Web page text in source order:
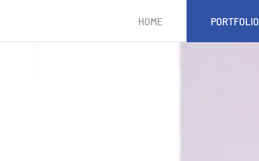
HOME PORTFOLIO